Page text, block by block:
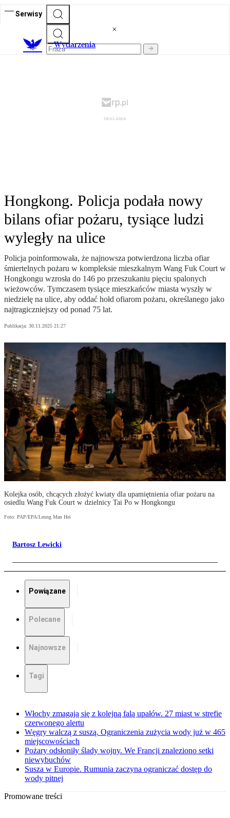
Serwisy
Wydarzenia
Hongkong. Policja podała nowy
bilans ofiar pożaru, tysiące ludzi
wyległy na ulice
Policja poinformowała, że najnowsza potwierdzona liczba ofiar
śmiertelnych pożaru w kompleksie mieszkalnym Wang Fuk Court w
Hongkongu wzrosła do 146 po przeszukaniu pięciu spalonych
wieżowców. Tymczasem tysiące mieszkańców miasta wyszły w
niedzielę na ulice, aby oddać hołd ofiarom pożaru, określanego jako
najtragiczniejszy od ponad 75 lat.
Publikacja: 30.11.2025 21:27
Kolejka osób, chcących złożyć kwiaty dla upamiętnienia ofiar pożaru na
osiedlu Wang Fuk Court w dzielnicy Tai Po w Hongkongu
Foto: PAP/EPA/Leung Man Hei
Bartosz Lewicki
Powiązane
Polecane
Najnowsze
Tagi
Włochy zmagają się z kolejną falą upałów. 27 miast w strefie
czerwonego alertu
Węgry walczą z suszą. Ograniczenia zużycia wody już w 465
miejscowościach
Pożary odsłoniły ślady wojny. We Francji znaleziono setki
niewybuchów
Susza w Europie. Rumunia zaczyna ograniczać dostęp do
wody pitnej
Promowane treści